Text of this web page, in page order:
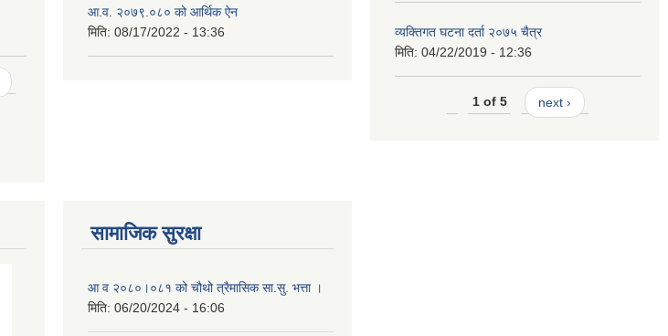
आ.व. २०७९.०८० को आर्थिक ऐन
मिति: 08/17/2022 - 13:36
व्यक्तिगत घटना दर्ता २०७५ चैत्र
मिति: 04/22/2019 - 12:36
1 of 5 next ›
सामाजिक सुरक्षा
आ व २०८०।०८१ को चौथो त्रैमासिक सा.सु. भत्ता ।
मिति: 06/20/2024 - 16:06